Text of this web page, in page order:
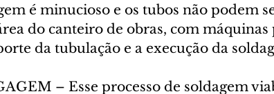
é minucioso e os tubos não podem
do canteiro de obras, com máquinas
da tubulação e a execução da
– Esse processo de soldagem